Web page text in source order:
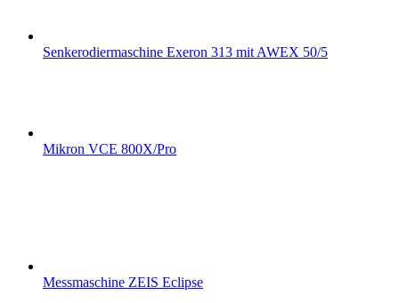
Senkerodiermaschine Exeron 313 mit AWEX 50/5
Mikron VCE 800X/Pro
Messmaschine ZEIS Eclipse